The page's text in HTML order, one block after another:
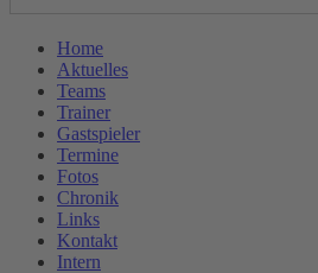
Home
Aktuelles
Teams
Trainer
Gastspieler
Termine
Fotos
Chronik
Links
Kontakt
Intern